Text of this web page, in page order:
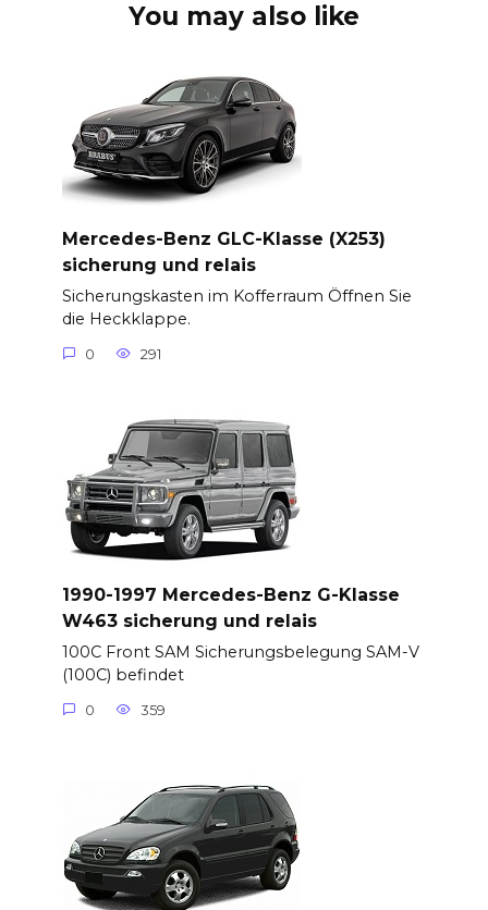
You may also like
Mercedes-Benz GLC-Klasse (X253)
sicherung und relais
Sicherungskasten im Kofferraum Öffnen Sie
die Heckklappe.
0 291
1990-1997 Mercedes-Benz G-Klasse
W463 sicherung und relais
100C Front SAM Sicherungsbelegung SAM-V
(100C) befindet
0 359